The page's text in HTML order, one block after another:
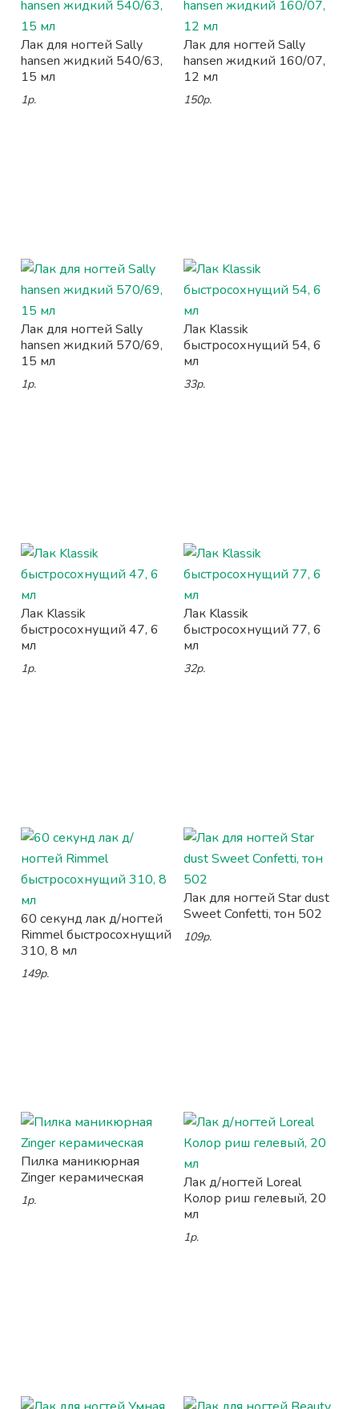
Лак для ногтей Sally
hansen жидкий 540/63,
15 мл
1р.
Лак для ногтей Sally
hansen жидкий 160/07,
12 мл
150р.
Лак для ногтей Sally
hansen жидкий 570/69,
15 мл
1р.
Лак Klassik
быстросохнущий 54, 6
мл
33р.
Лак Klassik
быстросохнущий 47, 6
мл
1р.
Лак Klassik
быстросохнущий 77, 6
мл
32р.
60 секунд лак д/ногтей
Rimmel быстросохнущий
310, 8 мл
149р.
Лак для ногтей Star dust
Sweet Confetti, тон 502
109р.
Пилка маникюрная
Zinger керамическая
1р.
Лак д/ногтей Loreal
Колор риш гелевый, 20
мл
1р.